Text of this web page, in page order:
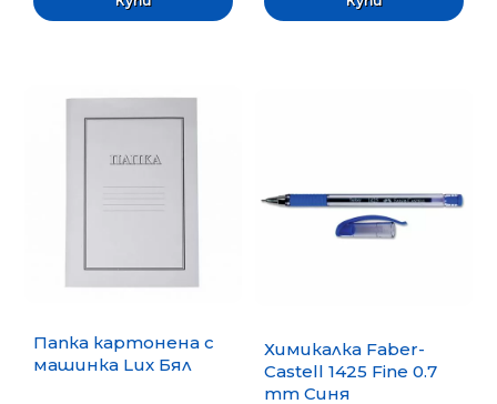
Папка картонена с
машинка Lux Бял
Химикалка Faber-
Castell 1425 Fine 0.7
mm Синя